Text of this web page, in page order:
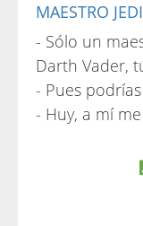
MAESTRO JEDI
- Sólo un
Darth Vader,
- Pues
- Huy, a mí